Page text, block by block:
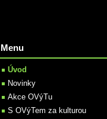
Menu
Úvod
Novinky
Akce OVýTu
S OVýTem za kulturou